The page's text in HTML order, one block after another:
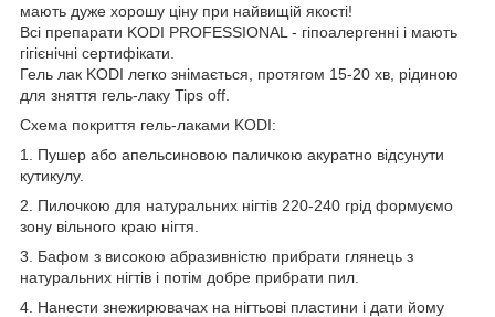
мають дуже хорошу ціну при найвищій якості!
Всі препарати KODI PROFESSIONAL - гіпоалергенні і мають
гігієнічні сертифікати.
Гель лак KODI легко знімається, протягом 15-20 хв, рідиною
для зняття гель-лаку Tips off.
Схема покриття гель-лаками KODI:
1. Пушер або апельсиновою паличкою акуратно відсунути
кутикулу.
2. Пилочкою для натуральних нігтів 220-240 грід формуємо
зону вільного краю нігтя.
3. Бафом з високою абразивністю прибрати глянець з
натуральних нігтів і потім добре прибрати пил.
4. Нанести знежирювачах на нігтьові пластини і дати йому